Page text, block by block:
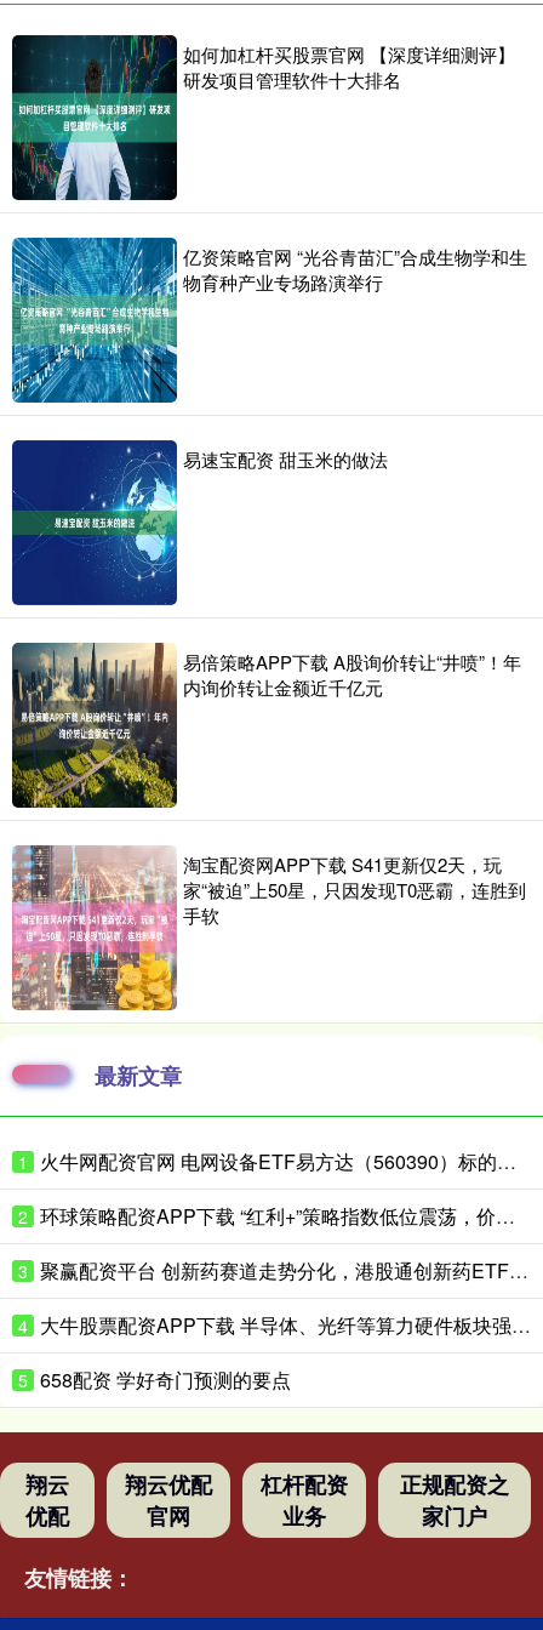
如何加杠杆买股票官网 【深度详细测评】
研发项目管理软件十大排名
亿资策略官网 “光谷青苗汇”合成生物学和生
物育种产业专场路演举行
易速宝配资 甜玉米的做法
易倍策略APP下载 A股询价转让“井喷”！年
内询价转让金额近千亿元
淘宝配资网APP下载 S41更新仅2天，玩
家“被迫”上50星，只因发现T0恶霸，连胜到
手软
最新文章
1 火牛网配资官网 电网设备ETF易方达（560390）标的指数涨近3%，一季度电网项目开工增速同比增超40%
2 环球策略配资APP下载 “红利+”策略指数低位震荡，价值ETF易方达（159263）全天净申购达8000万份
3 聚赢配资平台 创新药赛道走势分化，港股通创新药ETF易方达（159316）全天净申购超1亿份
4 大牛股票配资APP下载 半导体、光纤等算力硬件板块强势上涨，科创50指数走出“反包阳”，科创50ETF易方达（588080）交投活跃
5 658配资 学好奇门预测的要点
翔云
优配
翔云优配
官网
杠杆配资
业务
正规配资之
家门户
友情链接：